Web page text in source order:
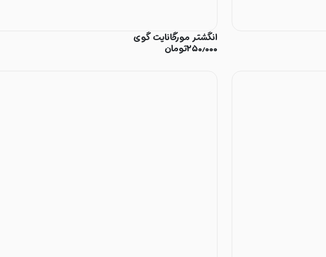
انگشتر مورگانایت گوی
۲۵۰٫۰۰۰تومان